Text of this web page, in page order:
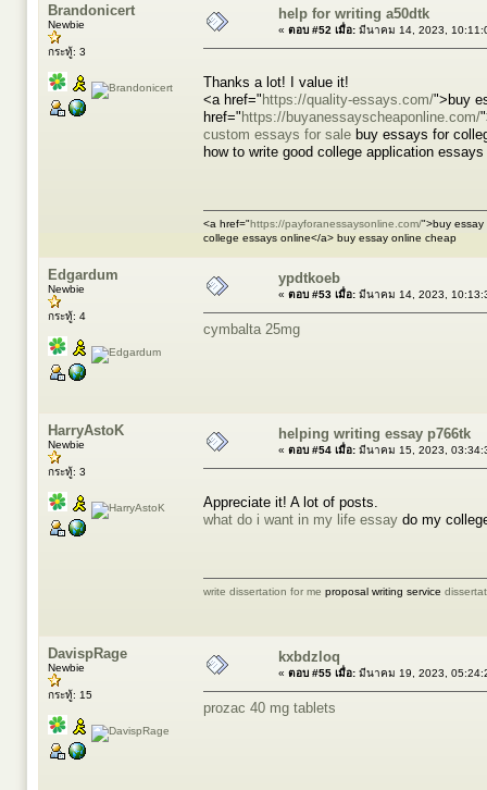
Brandonicert
Newbie
กระทู้: 3
help for writing a50dtk
« ตอบ #52 เมื่อ: มีนาคม 14, 2023,
Thanks a lot! I value it!
<a href=" https://quality-essays.com/">buy
href=" https://buyanessayscheaponline.com/
custom essays for sale buy essays for
how to write good college application essays
<a href="https://payforanessaysonline.com/">buy essay
college essays online</a> buy essay online cheap
Edgardum
Newbie
กระทู้: 4
ypdtkoeb
« ตอบ #53 เมื่อ: มีนาคม 14, 2023,
cymbalta 25mg
HarryAstoK
Newbie
กระทู้: 3
helping writing essay p766tk
« ตอบ #54 เมื่อ: มีนาคม 15, 2023,
Appreciate it! A lot of posts.
what do i want in my life essay do my
write dissertation for me proposal writing service
DavispRage
Newbie
กระทู้: 15
kxbdzloq
« ตอบ #55 เมื่อ: มีนาคม 19, 2023,
prozac 40 mg tablets